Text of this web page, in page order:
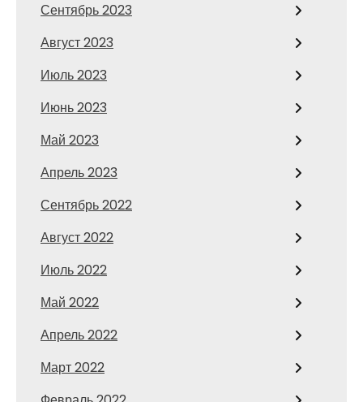
Сентябрь 2023
Август 2023
Июль 2023
Июнь 2023
Май 2023
Апрель 2023
Сентябрь 2022
Август 2022
Июль 2022
Май 2022
Апрель 2022
Март 2022